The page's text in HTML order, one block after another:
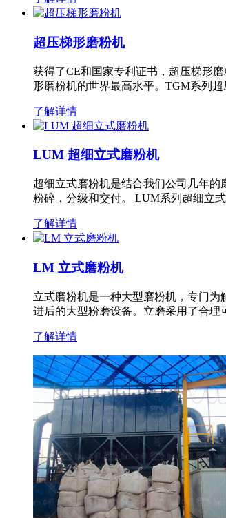
超压梯形磨粉机
获得了CE和国家专利证书，超压梯形
形磨粉机的世界最高水平。TGM系列
了解详情
LUM 超细立式磨粉机
超细立式磨粉机是结合我们公司几年
粉碎，分级和交付。 LUM系列超细立
了解详情
LM 立式磨粉机
立式磨粉机是一种大型磨粉机，专门
进后的大型粉磨设备。立磨采用了合
了解详情